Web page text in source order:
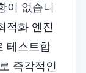
이 없습니
적화 엔진
테스트합
즉각적인